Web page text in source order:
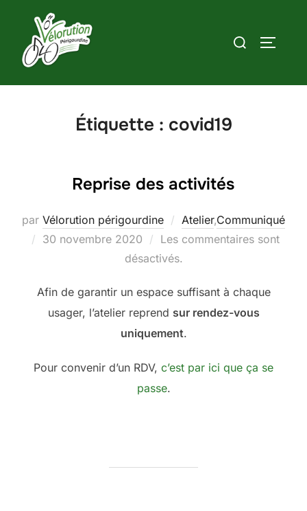
contenu
Rechercher :
Étiquette : covid19
Reprise des activités
par Vélorution périgourdine Atelier,Communiqué
Publié
30 novembre 2020
Les commentaires sont
désactivés.
Afin de garantir un espace suffisant à chaque
usager, l’atelier reprend sur rendez-vous
uniquement.
Pour convenir d’un RDV, c’est par ici que ça se
passe.